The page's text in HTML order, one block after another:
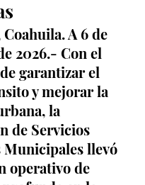
A 6 de
2026.- Con el
garantizar el
y mejorar la
la
de Servicios
Municipales llevó
operativo de